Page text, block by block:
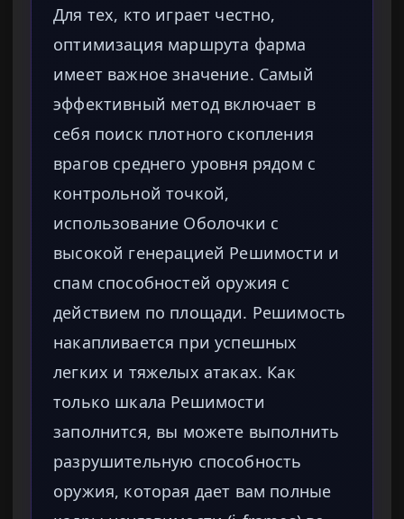
Для тех, кто играет честно,
оптимизация маршрута фарма
имеет важное значение. Самый
эффективный метод включает в
себя поиск плотного скопления
врагов среднего уровня рядом с
контрольной точкой,
использование Оболочки с
высокой генерацией Решимости и
спам способностей оружия с
действием по площади. Решимость
накапливается при успешных
легких и тяжелых атаках. Как
только шкала Решимости
заполнится, вы можете выполнить
разрушительную способность
оружия, которая дает вам полные